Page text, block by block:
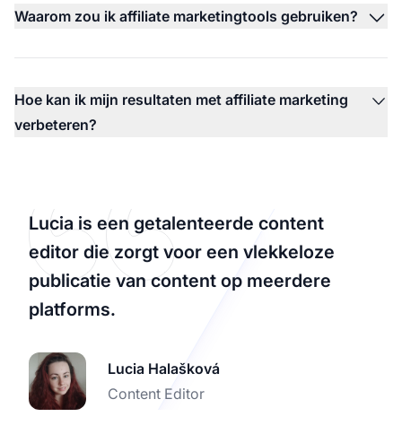
Waarom zou ik affiliate marketingtools gebruiken?
Hoe kan ik mijn resultaten met affiliate marketing
verbeteren?
Lucia is een getalenteerde content
editor die zorgt voor een vlekkeloze
publicatie van content op meerdere
platforms.
Lucia Halašková
Content Editor